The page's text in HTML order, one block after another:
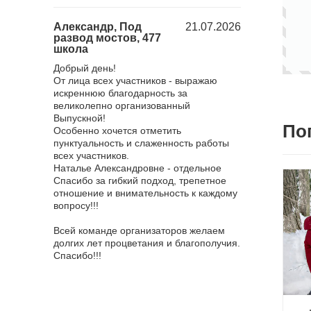
Александр, Под
развод мостов, 477
школа
21.07.2026
Добрый день!
От лица всех участников - выражаю
искреннюю благодарность за
великолепно организованный
Выпускной!
Особенно хочется отметить
пунктуальность и слаженность работы
всех участников.
Наталье Александровне - отдельное
Спасибо за гибкий подход, трепетное
отношение и внимательность к каждому
вопросу!!!
Всей команде организаторов желаем
долгих лет процветания и благополучия.
Спасибо!!!
Юлия,
городом,
Хочу
нас
оставлю
всяких
ведущую, она
мероприятия
всем!
приятные
было очень
сильно меня
смысле, я не
рядом не
Я благодарна